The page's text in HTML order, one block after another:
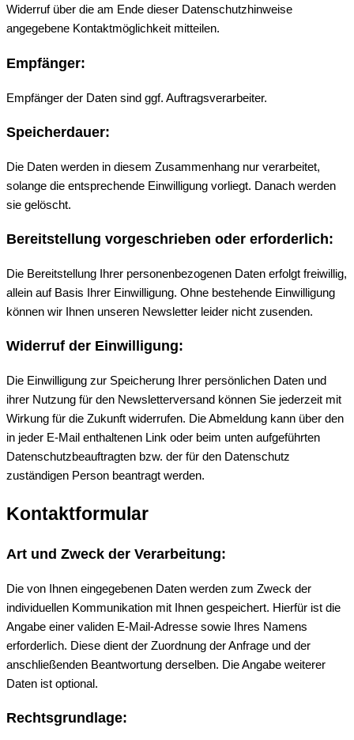
Widerruf über die am Ende dieser Datenschutzhinweise
angegebene Kontaktmöglichkeit mitteilen.
Empfänger:
Empfänger der Daten sind ggf. Auftragsverarbeiter.
Speicherdauer:
Die Daten werden in diesem Zusammenhang nur verarbeitet,
solange die entsprechende Einwilligung vorliegt. Danach werden
sie gelöscht.
Bereitstellung vorgeschrieben oder erforderlich:
Die Bereitstellung Ihrer personenbezogenen Daten erfolgt freiwillig,
allein auf Basis Ihrer Einwilligung. Ohne bestehende Einwilligung
können wir Ihnen unseren Newsletter leider nicht zusenden.
Widerruf der Einwilligung:
Die Einwilligung zur Speicherung Ihrer persönlichen Daten und
ihrer Nutzung für den Newsletterversand können Sie jederzeit mit
Wirkung für die Zukunft widerrufen. Die Abmeldung kann über den
in jeder E-Mail enthaltenen Link oder beim unten aufgeführten
Datenschutzbeauftragten bzw. der für den Datenschutz
zuständigen Person beantragt werden.
Kontaktformular
Art und Zweck der Verarbeitung:
Die von Ihnen eingegebenen Daten werden zum Zweck der
individuellen Kommunikation mit Ihnen gespeichert. Hierfür ist die
Angabe einer validen E-Mail-Adresse sowie Ihres Namens
erforderlich. Diese dient der Zuordnung der Anfrage und der
anschließenden Beantwortung derselben. Die Angabe weiterer
Daten ist optional.
Rechtsgrundlage: